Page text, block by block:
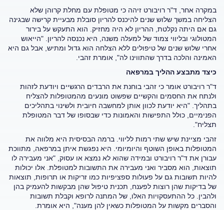
במקרה אחר, ד"ר רויבורט זיהה כי מטופלת עם מחלת קרוהן שלא
הצליחה במשך שלוש שנים להיכנס להריון סובלת מבעיית קרישה שבגינה
גם אם היתה נקלטת, ההריון לא היה מחזיק. הוא התעקש על בירור
המטולוגי ובליווי צמוד של למעלה משנה, היא נכנסה להריון. "הייאוש
אחרי שלוש שנים של טיפולים ללא הצלחה הוא גדול ומתיש, אבל גם היא
האמינה והלכה בדרך שהתווינו לה", אומרת זהבי.
כיצד מתבצע ההליך במרפאה
ד"ר רויבורט אומר כי זהבי בוחנת את הרבדים הרגשיים ויודעת לזהות
ולנתח את החסמים והקשיים שפשוט מונעים מהמטופלות להצליח
בתהליך. "היא יודעת לכוון אותן למחשבה חיובית ולשינוי בתהליכים
הפנימיים, כולל התפישות והאמונות כדי שבסופו של דבר המטופלת
תצליח".
זהבי מציינת שיש שתי רמות לליווי. ברמה הבסיסית היא מלווה את
המטופלות באופן השוטף והיומיומי. היא נפגשת איתן במרפאה, מתווכת
עבורן את ד"ר רויבורט ובמידה שהוא לא נמצא או עסוק, "אני מעבירה לו
תוצאות, הוא מסביר ואני מעבירה את התשובות למטופלת. אלו יכולות
להיות תשובות גם על פעולות ספציפיות כמו זריקות או תרופות, תוצאות
של בדיקות שהן רוצות לפענח, תכנית טיפול שהן מבקשות להעמיק בהן
ולהבין. כל ההתעסקויות האלו, של המתנה לרופא וקבלת תשובות
והסברים מקשות על המטופלות כשאין להן מענה", היא אומרת.